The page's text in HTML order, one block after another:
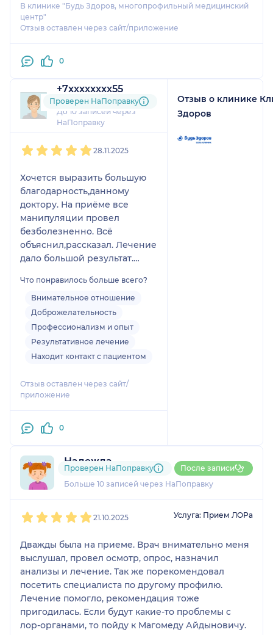
В клинике "Будь Здоров, многопрофильный медицинский
центр"
Отзыв оставлен через сайт/приложение
0
+7xxxxxxxx55
4 отзываи2 оценки
До 10 записей через
НаПоправку
Проверен НаПоправку
28.11.2025
Хочется выразить большую
благодарность,данному
доктору. На приёме все
манипуляции провел
безболезненно. Всё
объяснил,рассказал. Лечение
дало большой результат.
онал вежливый.
Что понравилось больше всего?
Внимательное отношение
Доброжелательность
Профессионализм и опыт
Результативное лечение
Находит контакт с пациентом
Отзыв оставлен через сайт/
приложение
0
Отзыв о клинике
Здоров
Надежда
6 отзывов
Больше 10 записей через НаПоправку
Проверен НаПоправку После записи
21.10.2025 Услуга: Прием ЛОРа
Дважды была на приеме. Врач внимательно меня
выслушал, провел осмотр, опрос, назначил
анализы и лечение. Так же порекомендовал
посетить специалиста по другому профилю.
Лечение помогло, рекомендация тоже
пригодилась. Если будут какие-то проблемы с
лор-органами, то пойду к Магомеду Айдыновичу.